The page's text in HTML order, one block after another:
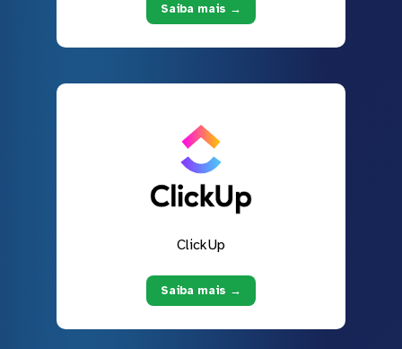
Saiba mais →
ClickUp
Saiba mais →